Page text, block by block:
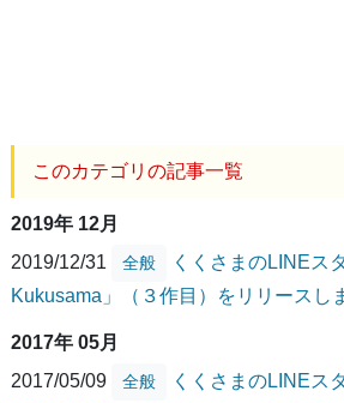
このカテゴリの記事一覧
2019年 12月
2019/12/31
全般
くくさまのLINEス
Kukusama」（３作目）をリリースし
2017年 05月
2017/05/09
全般
くくさまのLINEス